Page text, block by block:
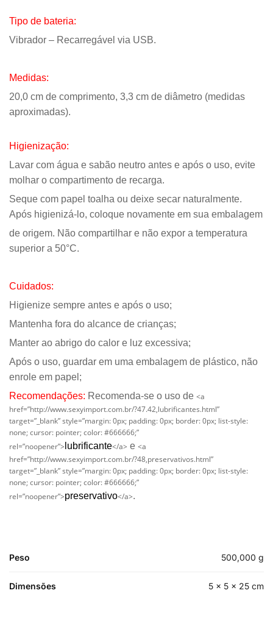
Tipo de bateria:
Vibrador – Recarregável via USB.
Medidas:
20,0 cm de comprimento, 3,3 cm de diâmetro (medidas
aproximadas).
Higienização:
Lavar com água e sabão neutro antes e após o uso, evite
molhar o compartimento de recarga.
Seque com papel toalha ou deixe secar naturalmente.
Após higienizá-lo, coloque novamente em sua embalagem
de origem. Não compartilhar e não expor a temperatura
superior a 50°C.
Cuidados:
Higienize sempre antes e após o uso;
Mantenha fora do alcance de crianças;
Manter ao abrigo do calor e luz excessiva;
Após o uso, guardar em uma embalagem de plástico, não
enrole em papel;
Recomendações: Recomenda-se o uso de <a
href=”http://www.sexyimport.com.br/?47.42,lubrificantes.html”
target=”_blank” style=”margin: 0px; padding: 0px; border: 0px; list-style:
none; cursor: pointer; color: #666666;”
rel=”noopener”> lubrificante</a> e <a
href=”http://www.sexyimport.com.br/?48,preservativos.html”
target=”_blank” style=”margin: 0px; padding: 0px; border: 0px; list-style:
none; cursor: pointer; color: #666666;”
rel=”noopener”>preservativo</a>.
Peso 500,000 g
Dimensões 5 × 5 × 25 cm